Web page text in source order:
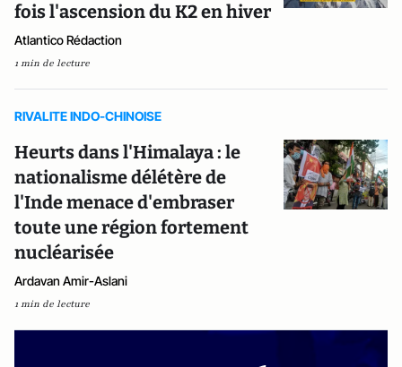
fois l'ascension du K2 en hiver
Atlantico Rédaction
1 min de lecture
RIVALITE INDO-CHINOISE
Heurts dans l'Himalaya : le
nationalisme délétère de
l'Inde menace d'embraser
toute une région fortement
nucléarisée
Ardavan Amir-Aslani
1 min de lecture